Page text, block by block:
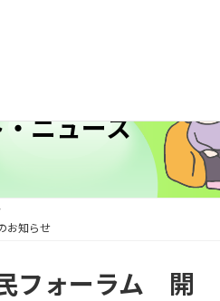
ニュース
お知らせ
フォーラム 開